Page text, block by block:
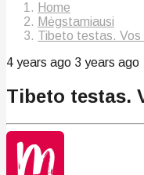
Home
Mėgstamiausi
Tibeto testas. Vos
4 years ago 3 years ago
Tibeto testas.